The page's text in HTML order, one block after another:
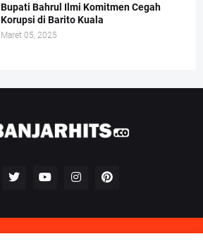
Bupati Bahrul Ilmi Komitmen Cegah
Korupsi di Barito Kuala
Maret 05, 2025